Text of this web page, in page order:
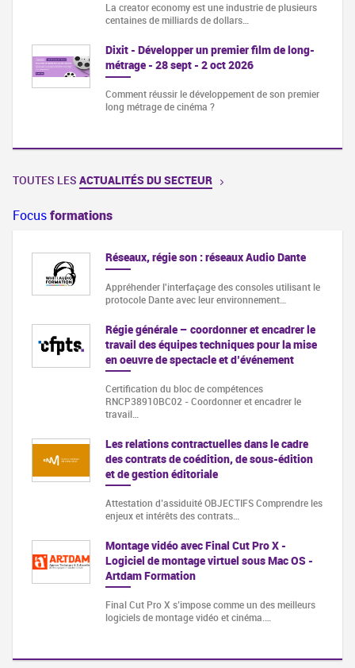
La creator economy est une industrie de plusieurs
centaines de milliards de dollars…
Dixit - Développer un premier film de long-
métrage - 28 sept - 2 oct 2026
Comment réussir le développement de son premier
long métrage de cinéma ?
TOUTES LES ACTUALITÉS DU SECTEUR
Focusformations
Réseaux, régie son : réseaux Audio Dante
Appréhender l'interfaçage des consoles utilisant le
protocole Dante avec leur environnement…
Régie générale – coordonner et encadrer le
travail des équipes techniques pour la mise
en oeuvre de spectacle et d’événement
Certification du bloc de compétences
RNCP38910BC02 - Coordonner et encadrer le
travail…
Les relations contractuelles dans le cadre
des contrats de coédition, de sous-édition
et de gestion éditoriale
Attestation d’assiduité OBJECTIFS Comprendre les
enjeux et intérêts des contrats…
Montage vidéo avec Final Cut Pro X -
Logiciel de montage virtuel sous Mac OS -
Artdam Formation
Final Cut Pro X s’impose comme un des meilleurs
logiciels de montage vidéo et cinéma.…